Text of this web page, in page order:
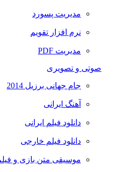
مدیریت پسورد
نرم افزار تقویم
مدیریت PDF
صوتی و تصویری
جام جهانی برزیل 2014
آهنگ ایرانی
دانلود فیلم ایرانی
دانلود فیلم خارجی
موسیقی متن بازی و فیلم